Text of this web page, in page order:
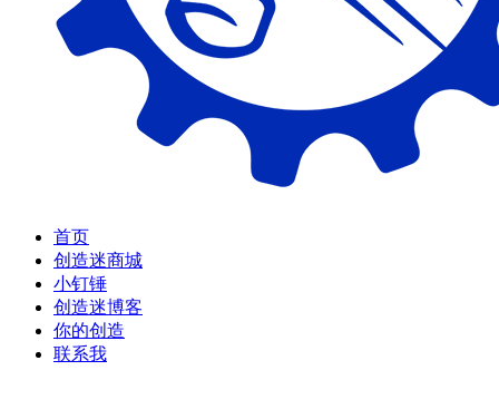
首页
创造迷商城
小钉锤
创造迷博客
你的创造
联系我